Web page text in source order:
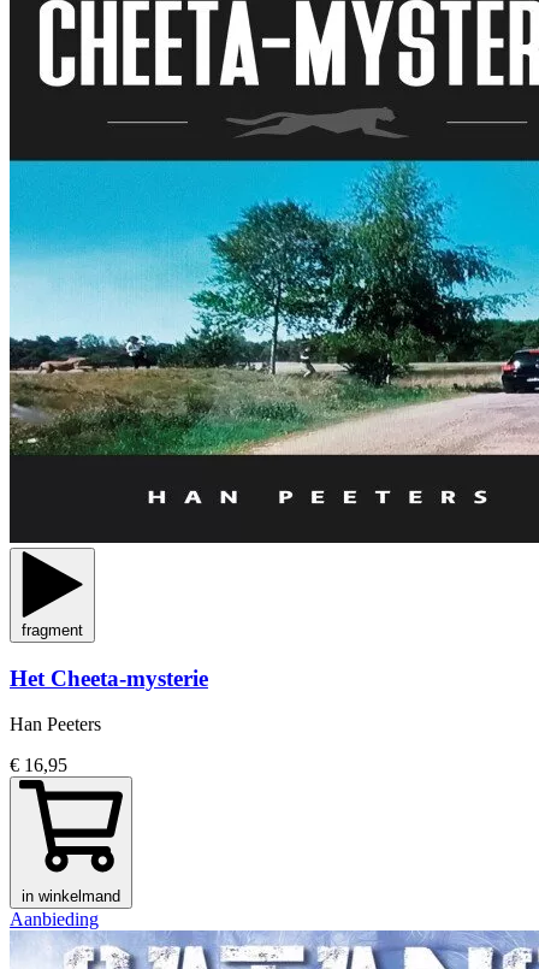
fragment
Het Cheeta-mysterie
Han Peeters
€ 16,95
in winkelmand
Aanbieding